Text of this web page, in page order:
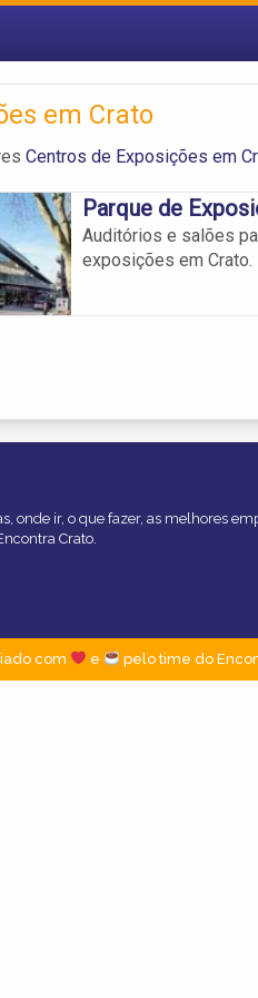
em Crato
Centros de Exposições em
Parque de
Auditórios e salões
exposições em Crato.
onde ir, o que fazer, as melhores
Crato.
com e pelo time do